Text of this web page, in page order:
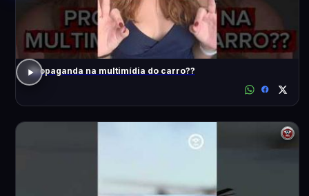
Propaganda na multimídia do carro??